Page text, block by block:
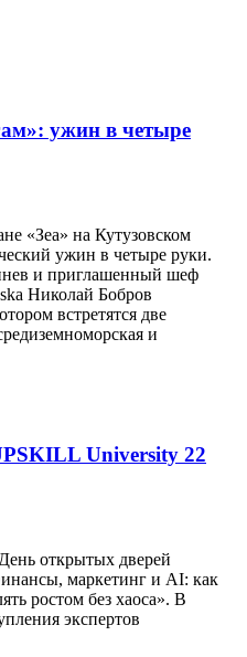
ужин в четыре
«Зеа» на Кутузовском
ужин в четыре руки.
и приглашенный шеф
Николай Бобров
встретятся две
и
University 22
открытых дверей
маркетинг и AI: как
ростом без хаоса». В
экспертов